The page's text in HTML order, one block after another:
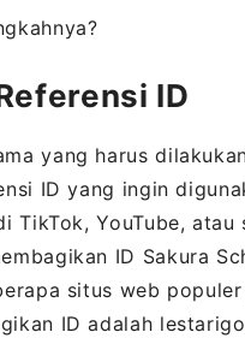
ID
yang harus
ID yang ingin
TikTok, YouTube, atau
ID Sakura
situs web
ID adalah